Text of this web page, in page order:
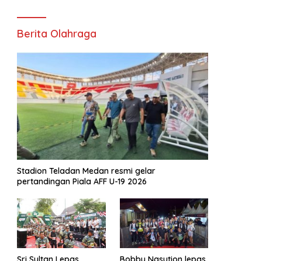
Berita Olahraga
Stadion Teladan Medan resmi gelar
pertandingan Piala AFF U-19 2026